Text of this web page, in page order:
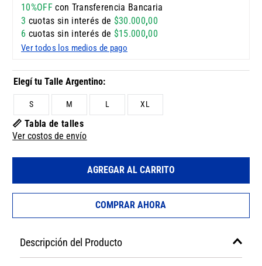
10%OFFcon Transferencia Bancaria
3 cuotas sin interés de $30.000,00
6 cuotas sin interés de $15.000,00
Ver todos los medios de pago
S M L XL
📏 Tabla de talles
Ver costos de envío
AGREGAR AL CARRITO
COMPRAR AHORA
Descripción del Producto